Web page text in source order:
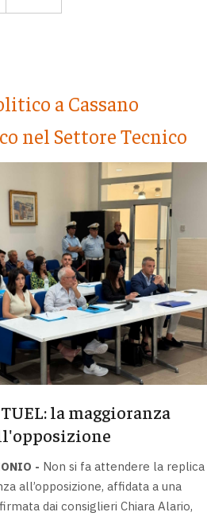
a Cassano
nel Settore Tecnico
la maggioranza
- Non si fa attendere la replica
all’opposizione, affidata a una
dai consiglieri Chiara Alario,